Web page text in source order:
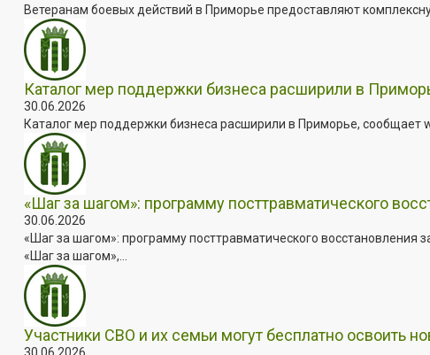
Ветеранам боевых действий в Приморье предоставляют
Каталог мер поддержки бизнеса расширили в
30.06.2026
Каталог мер поддержки бизнеса расширили в Приморье, сообщает
«Шаг за шагом»: программу посттравматического
30.06.2026
«Шаг за шагом»: программу посттравматического восстановления
«Шаг за шагом»,...
Участники СВО и их семьи могут бесплатно освоить